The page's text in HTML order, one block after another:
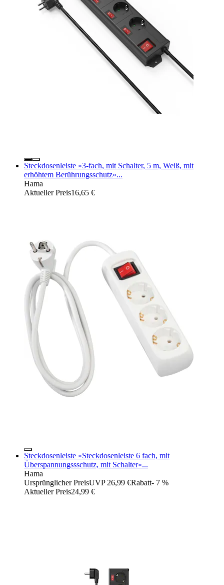
Steckdosenleiste »3-fach, mit Schalter, 5 m, Weiß, mit
erhöhtem Berührungsschutz«...
Hama
Aktueller Preis16,65 €
Steckdosenleiste »Steckdosenleiste 6 fach, mit
Überspannungssschutz, mit Schalter«...
Hama
Ursprünglicher PreisUVP 26,99 €Rabatt- 7 %
Aktueller Preis24,99 €